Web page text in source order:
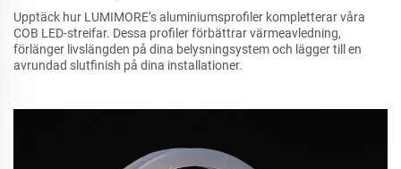
Upptäck hur LUMIMORE’s aluminiumsprofiler kompletterar våra
COB LED-streifar. Dessa profiler förbättrar värmeavledning,
förlänger livslängden på dina belysningsystem och lägger till en
avrundad slutfinish på dina installationer.